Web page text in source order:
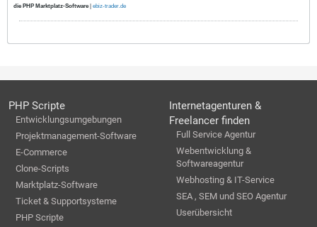
die PHP Marktplatz-Software | ebiz-trader.de
PHP Scripte
Entwicklungsumgebungen
Projektmanagement-Software
E-Commerce
Clone-Scripts
Marktplatz-Software
Ticket & Supportsysteme
PHP Scripte
Internetagenturen &
Freelancer finden
Full Service Agentur
Webentwicklung &
Softwareagentur
Webhosting & IT-Service
SEA , SEM und SEO Agentur
Userübersicht